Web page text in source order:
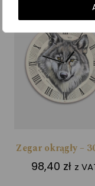
Zegar okrągły –
98,40 zł z